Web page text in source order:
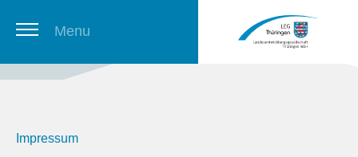
Menu
Newsletter
Impressum